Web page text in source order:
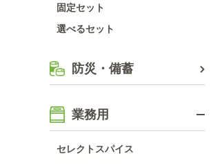
固定セット
選べるセット
防災・備蓄
業務用
セレクトスパイス